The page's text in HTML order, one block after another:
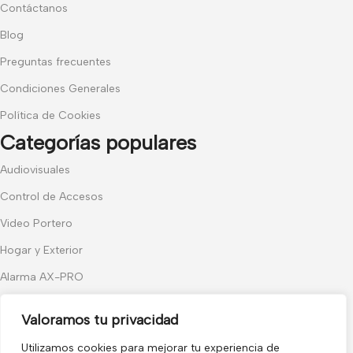
Valoramos tu privacidad
Utilizamos cookies para mejorar tu experiencia de
Contáctanos
Blog
Preguntas frecuentes
Condiciones Generales
Política de Cookies
Categorías populares
Audiovisuales
Control de Accesos
Video Portero
Hogar y Exterior
Alarma AX-PRO
Únete a nuestras novedades